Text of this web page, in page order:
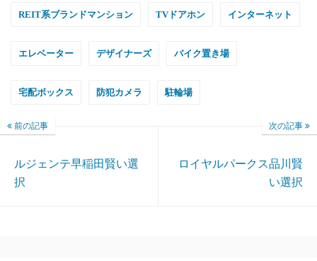
REIT系ブランドマンション TVドアホン インターネット
エレベーター デザイナーズ バイク置き場
宅配ボックス 防犯カメラ 駐輪場
前の記事
ルジェンテ早稲田賢い選
択
次の記事
ロイヤルパークス品川賢
い選択